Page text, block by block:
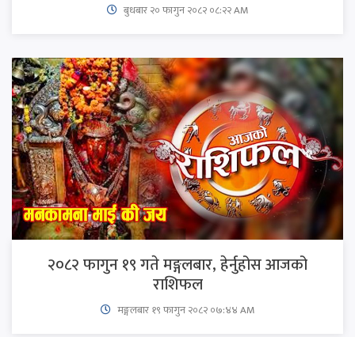
बुधबार २० फागुन २०८२ ०८:२२ AM
२०८२ फागुन १९ गते मङ्गलबार, हेर्नुहोस आजको
राशिफल
मङ्गलबार १९ फागुन २०८२ ०७:४४ AM